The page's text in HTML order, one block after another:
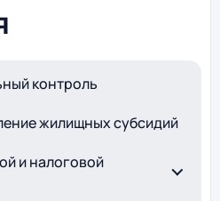
контроль
жилищных субсидий
и налоговой